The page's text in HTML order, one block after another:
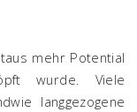
mehr Potential
wurde. Viele
langgezogene